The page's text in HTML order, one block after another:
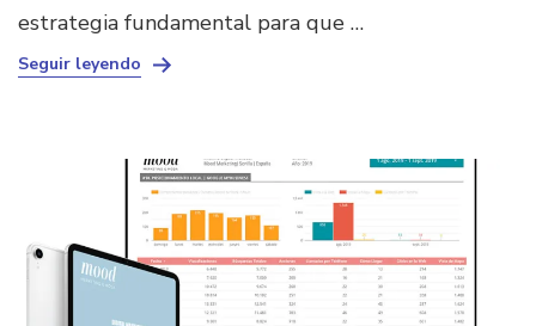
estrategia fundamental para que …
Seguir leyendo